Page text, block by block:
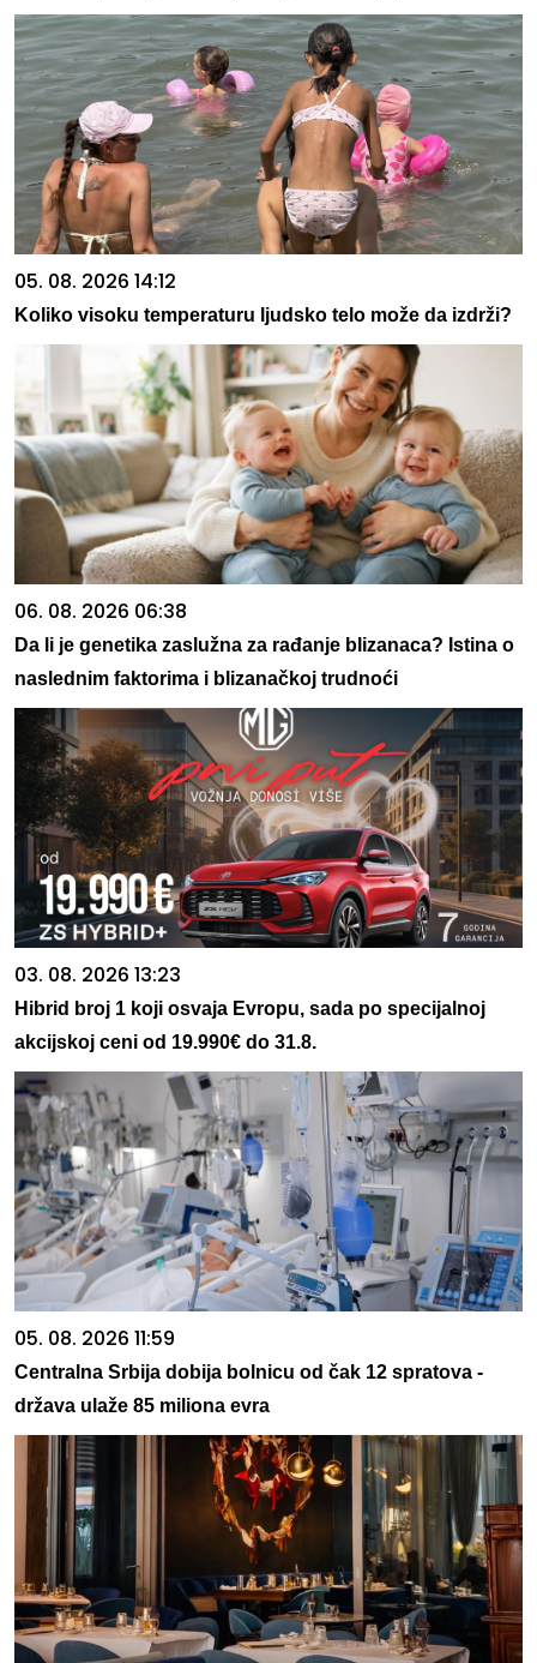
05. 08. 2026 14:12
Koliko visoku temperaturu ljudsko telo može da izdrži?
06. 08. 2026 06:38
Da li je genetika zaslužna za rađanje blizanaca? Istina o
naslednim faktorima i blizanačkoj trudnoći
03. 08. 2026 13:23
Hibrid broj 1 koji osvaja Evropu, sada po specijalnoj
akcijskoj ceni od 19.990€ do 31.8.
05. 08. 2026 11:59
Centralna Srbija dobija bolnicu od čak 12 spratova -
država ulaže 85 miliona evra